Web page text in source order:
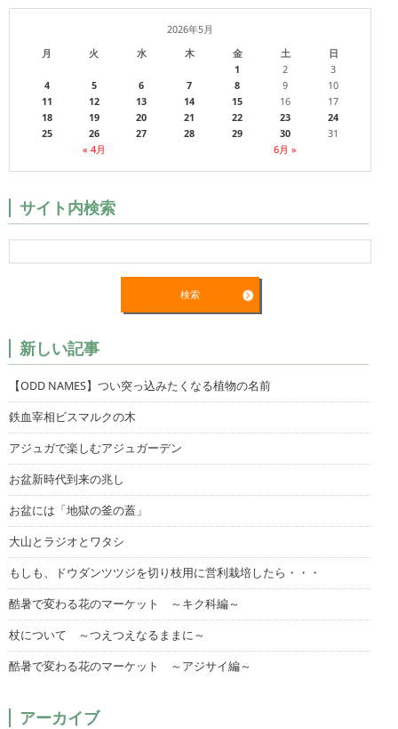
2026年5月
月
火 水 木 金 土 日
« 4月 6月 »
1 2
3
4
5 6 7 8 9
10
11
12 13 14 15 16
17
18
19 20 21 22 23
24
25
26 27 28 29 30 31
サイト内検索
新しい記事
【ODD NAMES】つい突っ込みたくなる植物の名前
鉄血宰相ビスマルクの木
アジュガで楽しむアジュガーデン
お盆新時代到来の兆し
お盆には「地獄の釜の蓋」
大山とラジオとワタシ
もしも、ドウダンツツジを切り枝用に営利栽培したら・・・
酷暑で変わる花のマーケット ～キク科編～
杖について ～つえつえなるままに～
酷暑で変わる花のマーケット ～アジサイ編～
アーカイブ